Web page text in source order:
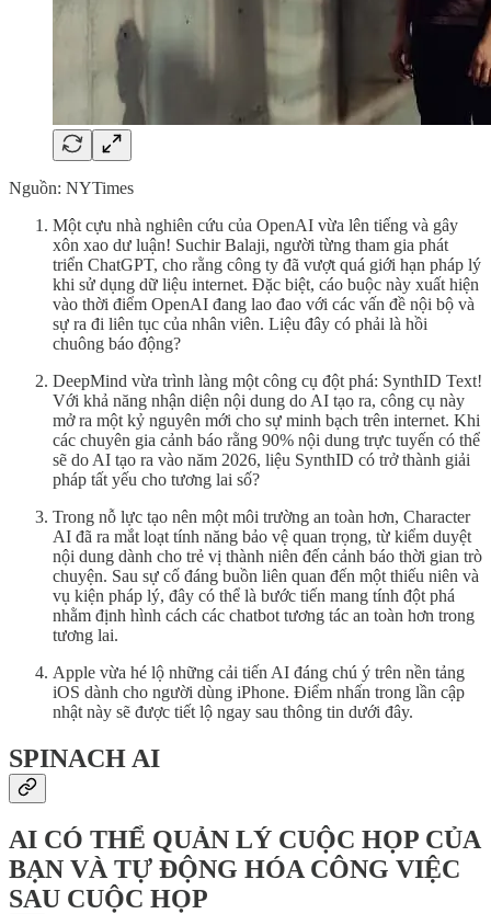
Nguồn: NYTimes
Một cựu nhà nghiên cứu của OpenAI vừa lên tiếng và gây
xôn xao dư luận! Suchir Balaji, người từng tham gia phát
triển ChatGPT, cho rằng công ty đã vượt quá giới hạn pháp lý
khi sử dụng dữ liệu internet. Đặc biệt, cáo buộc này xuất hiện
vào thời điểm OpenAI đang lao đao với các vấn đề nội bộ và
sự ra đi liên tục của nhân viên. Liệu đây có phải là hồi
chuông báo động?
DeepMind vừa trình làng một công cụ đột phá: SynthID Text!
Với khả năng nhận diện nội dung do AI tạo ra, công cụ này
mở ra một kỷ nguyên mới cho sự minh bạch trên internet. Khi
các chuyên gia cảnh báo rằng 90% nội dung trực tuyến có thể
sẽ do AI tạo ra vào năm 2026, liệu SynthID có trở thành giải
pháp tất yếu cho tương lai số?
Trong nỗ lực tạo nên một môi trường an toàn hơn, Character
AI đã ra mắt loạt tính năng bảo vệ quan trọng, từ kiểm duyệt
nội dung dành cho trẻ vị thành niên đến cảnh báo thời gian trò
chuyện. Sau sự cố đáng buồn liên quan đến một thiếu niên và
vụ kiện pháp lý, đây có thể là bước tiến mang tính đột phá
nhằm định hình cách các chatbot tương tác an toàn hơn trong
tương lai.
Apple vừa hé lộ những cải tiến AI đáng chú ý trên nền tảng
iOS dành cho người dùng iPhone. Điểm nhấn trong lần cập
nhật này sẽ được tiết lộ ngay sau thông tin dưới đây.
SPINACH AI
AI CÓ THỂ QUẢN LÝ CUỘC HỌP CỦA
BẠN VÀ TỰ ĐỘNG HÓA CÔNG VIỆC
SAU CUỘC HỌP